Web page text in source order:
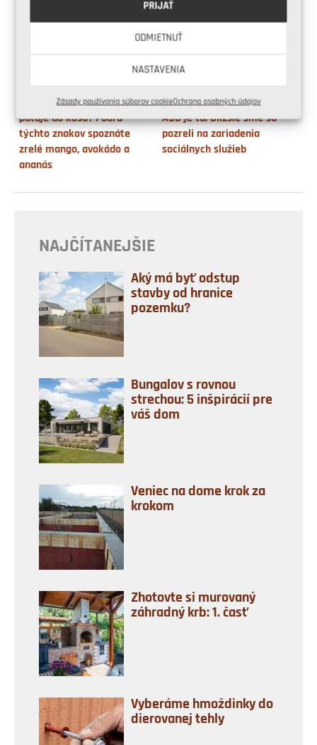
PRIJAŤ
ODMIETNUŤ
NASTAVENIA
Zásady používania súborov cookieOchrana osobných údajov
Raz je nezrelé, no onedlho
putuje do koša? Podľa
týchto znakov spoznáte
zrelé mango, avokádo a
ananás
ASB.sk
Ďalšie vydanie magazínu
ASB je tu. Bližšie sme sa
pozreli na zariadenia
sociálnych služieb
NAJČÍTANEJŠIE
Aký má byť odstup
stavby od hranice
pozemku?
Bungalov s rovnou
strechou: 5 inšpirácií pre
váš dom
Veniec na dome krok za
krokom
Zhotovte si murovaný
záhradný krb: 1. časť
Vyberáme hmoždinky do
dierovanej tehly